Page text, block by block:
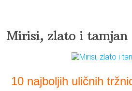
Mirisi, zlato i tamjan
10 najboljih uličnih